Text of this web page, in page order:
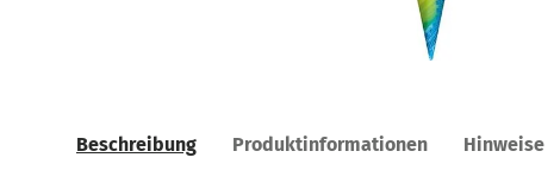
Beschreibung Produktinformationen Hinweise